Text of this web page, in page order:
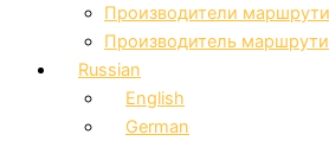
Производители
Производитель
Russian
English
German